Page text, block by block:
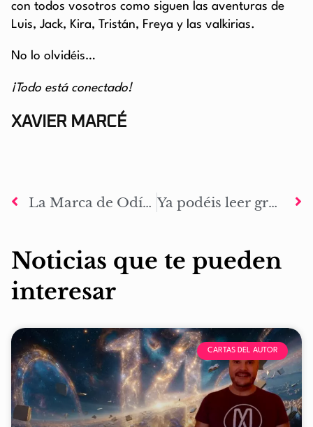
con todos vosotros como siguen las aventuras de
Luis, Jack, Kira, Tristán, Freya y las valkirias.
No lo olvidéis…
¡Todo está conectado!
XAVIER MARCÉ
La Marca de Odín de vacaciones en septiembre Ya podéis leer gratis La Marca de Odín: El despertar en iTunes, Google play, Kobo y Amazon kindle
Noticias que te pueden
interesar
CARTAS DEL AUTOR